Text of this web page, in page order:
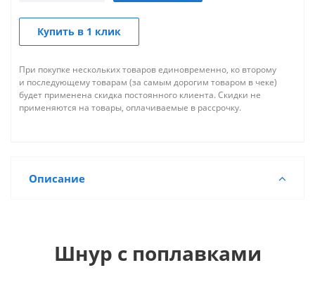
Купить в 1 клик
При покупке нескольких товаров единовременно, ко второму
и последующему товарам (за самым дорогим товаром в чеке)
будет применена скидка постоянного клиента. Скидки не
применяются на товары, оплачиваемые в рассрочку.
Описание
Шнур с поплавками